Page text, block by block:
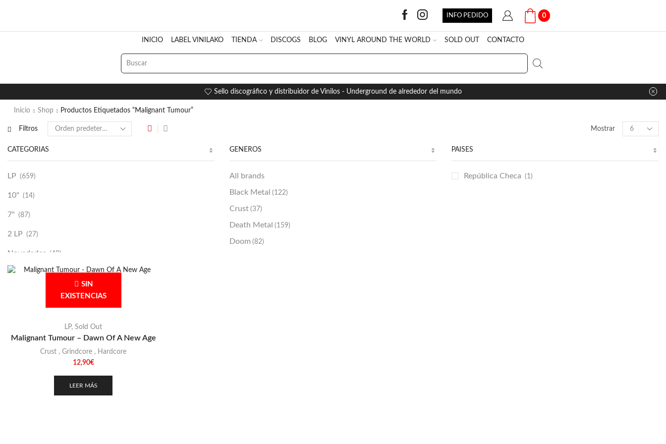
INFO PEDIDO 0
INICIO LABEL VINILAKO TIENDA DISCOGS BLOG VINYL AROUND THE WORLD SOLD OUT CONTACTO
SEARCH
INPUT
Sello discográfico y distribuidor de Vinilos - Underground de alrededor del mundo
Inicio Shop Productos Etiquetados “Malignant Tumour”
Filtros Mostrar
Products
per
CATEGORÍAS
LP (659)
10" (14)
7" (87)
2 LP (27)
Novedades (48)
Vinilako (34)
GÉNEROS
All brands
Black Metal (122)
Crust (37)
Death Metal (159)
Doom (82)
PAÍSES
República Checa (1)
SIN
EXISTENCIAS
LP, Sold Out
Malignant Tumour – Dawn Of A New Age
Crust , Grindcore , Hardcore
12,90€
LEER MÁS